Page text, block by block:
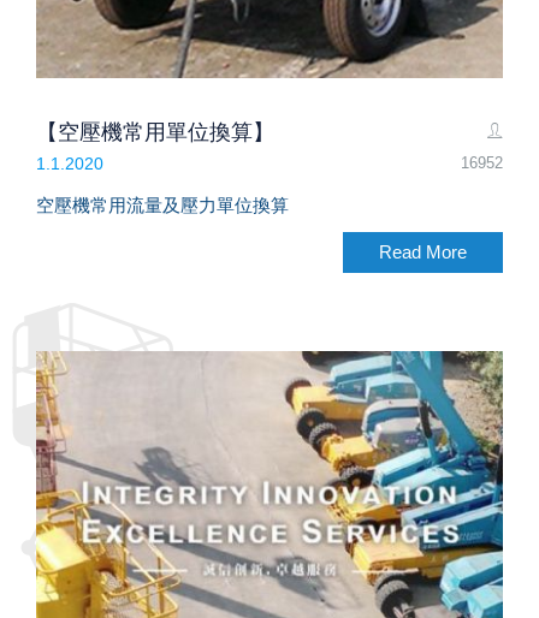
16952
【空壓機常用單位換算】
1.1.2020
空壓機常用流量及壓力單位換算
Read More